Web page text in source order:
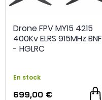
Drone FPV MY15 4215
400Kv ELRS 915MHz BNF
- HGLRC
En stock
699,00 €